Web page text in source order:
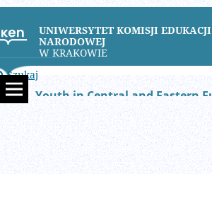
UNIWERSYTET KOMISJI EDUKACJI
NARODOWEJ
W KRAKOWIE
Szukaj
Youth in Central and Eastern